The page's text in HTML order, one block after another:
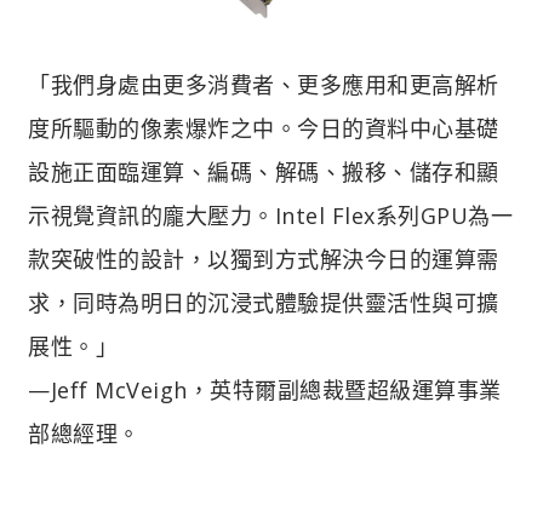
「我們身處由更多消費者、更多應用和更高解析
度所驅動的像素爆炸之中。今日的資料中心基礎
設施正面臨運算、編碼、解碼、搬移、儲存和顯
示視覺資訊的龐大壓力。Intel Flex系列GPU為一
款突破性的設計，以獨到方式解決今日的運算需
求，同時為明日的沉浸式體驗提供靈活性與可擴
展性。」
—Jeff McVeigh，英特爾副總裁暨超級運算事業
部總經理。